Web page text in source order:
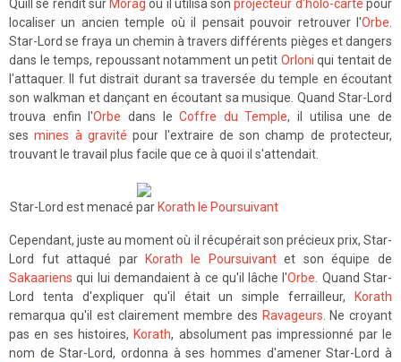
Quill se rendit sur Morag où il utilisa sonprojecteur d'holo-carte pour
localiser un ancien temple où il pensait pouvoir retrouver l'Orbe.
Star-Lord se fraya un chemin à travers différents pièges et dangers
dans le temps, repoussant notamment un petit Orloni qui tentait de
l'attaquer. Il fut distrait durant sa traversée du temple en écoutant
son walkman et dançant en écoutant sa musique. Quand Star-Lord
trouva enfin l'Orbe dans leCoffre du Temple, il utilisa une de
sesmines à gravité pour l'extraire de son champ de protecteur,
trouvant le travail plus facile que ce à quoi il s'attendait.
Star-Lord est menacé par Korath le Poursuivant
Cependant, juste au moment où il récupérait son précieux prix, Star-
Lord fut attaqué par Korath le Poursuivantet son équipe de
Sakaariens qui lui demandaient à ce qu'il lâche l'Orbe. Quand Star-
Lord tenta d'expliquer qu'il était un simple ferrailleur,
Korath
remarqua qu'il est clairement membre des Ravageurs. Ne croyant
pas en ses histoires, Korath, absolument pas impressionné par le
nom de Star-Lord, ordonna à ses hommes d'amener Star-Lord à